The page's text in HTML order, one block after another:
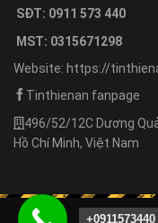
SĐT: 0911 573 440
MST: 0315671298
Website: https://
Tinthienan fanpage
496/52/12C Dương
Hồ Chí Minh, Việt Nam
+0911573440